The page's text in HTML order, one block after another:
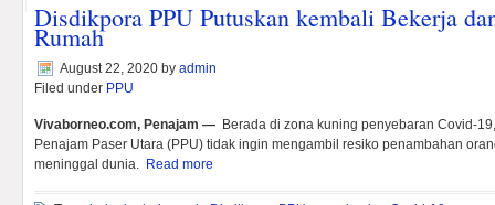
Disdikpora PPU Putuskan kembali Bekerja
Rumah
August 22, 2020 by admin
Filed under PPU
Vivaborneo.com, Penajam — Berada di zona kuning penyebaran Covid-
Penajam Paser Utara (PPU) tidak ingin mengambil resiko penambahan
meninggal dunia. Read more